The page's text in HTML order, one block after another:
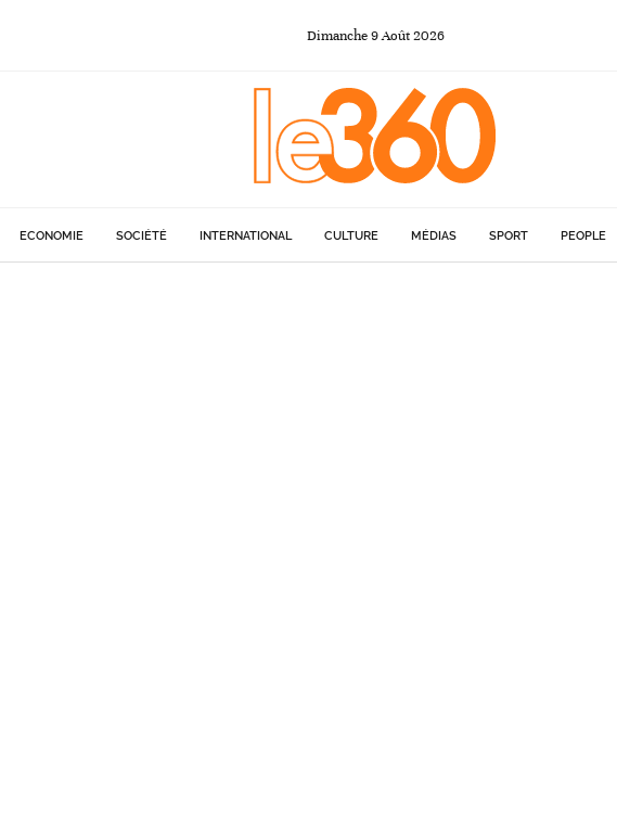
Dimanche 9Août 2026
ECONOMIE SOCIÉTÉ INTERNATIONAL CULTURE MÉDIAS SPORT PEOPLE